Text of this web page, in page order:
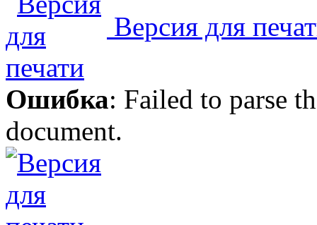
Версия для
Ошибка: Failed to parse
document.